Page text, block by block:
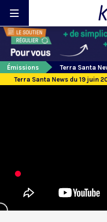
Émissions
Terra Santa
Terra Santa News du 19 juin